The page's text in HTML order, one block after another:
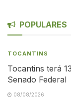
POPULARES
TOCANTINS
Tocantins terá
Senado Federal
08/08/2026